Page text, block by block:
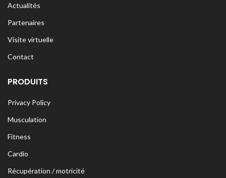
Actualités
Partenaires
Visite virtuelle
Contact
PRODUITS
Privacy Policy
Musculation
Fitness
Cardio
Récupération / motricité